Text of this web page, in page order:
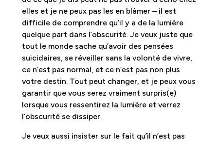
elles et je ne peux pas les en blâmer – il est
difficile de comprendre qu’il y a de la lumière
quelque part dans l’obscurité. Je veux juste que
tout le monde sache qu’avoir des pensées
suicidaires, se réveiller sans la volonté de vivre,
ce n’est pas normal, et ce n’est pas non plus
votre destin. Tout peut changer, et je peux vous
garantir que vous serez vraiment surpris(e)
lorsque vous ressentirez la lumière et verrez
l’obscurité se dissiper.
Je veux aussi insister sur le fait qu’il n’est pas